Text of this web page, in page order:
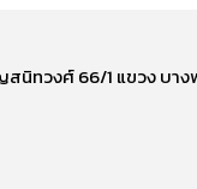
สนิทวงศ์ 66/1 แขวง บ